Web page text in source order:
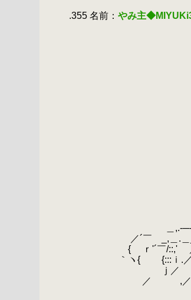
.355 名前：やみ主
＿
, '
／ ,'
/:: / i
i :::: ;' :::
| ./ ;' ,/ /
| ;'
| :::| ｉ ,
ﾊ | :|| |;, i;/
|::| :: ∨ヽ|:ｉ
:ﾉ :::i:: :＼|人
.;/ :.::} :
:ﾉ:: :::i:/' :
／ .;/ .:} /ノ
ﾉ ::ﾉ :
／
＿,.-─-‐'"´／ :
／´￣ _,＿.＿_,／ /
{ ｒ'´￣/::,' ／ /:
｀ヽ{ {:::ｉ.／ ,' : :/:
ｊ／ ／::／ :
／ ,／ , ' :;;;;;;;;